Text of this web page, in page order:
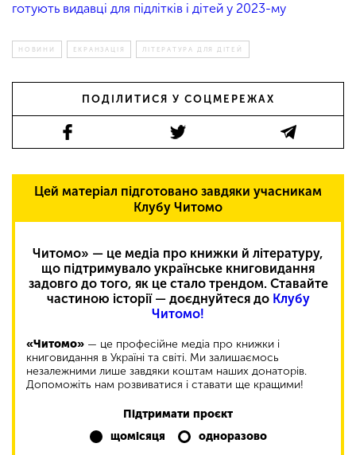
готують видавці для підлітків і дітей у 2023-му
НОВИНИ ЕКРАНЗАЦІЯ ЛІТЕРАТУРА ДЛЯ ДІТЕЙ
ПОДІЛИТИСЯ У СОЦМЕРЕЖАХ
Цей матеріал підготовано завдяки учасникам
Клубу Читомо
Читомо» — це медіа про книжки й літературу,
що підтримувало українське книговидання
задовго до того, як це стало трендом. Ставайте
частиною історії — доєднуйтеся до Клубу
Читомо!
«Читомо» — це професійне медіа про книжки і
книговидання в Україні та світі. Ми залишаємось
незалежними лише завдяки коштам наших донаторів.
Допоможіть нам розвиватися і ставати ще кращими!
Підтримати проєкт
щомісяця
одноразово